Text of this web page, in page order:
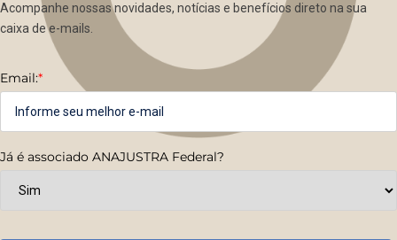
Acompanhe nossas novidades, notícias e benefícios direto na sua
caixa de e-mails.
Email:*
Já é associado ANAJUSTRA Federal?